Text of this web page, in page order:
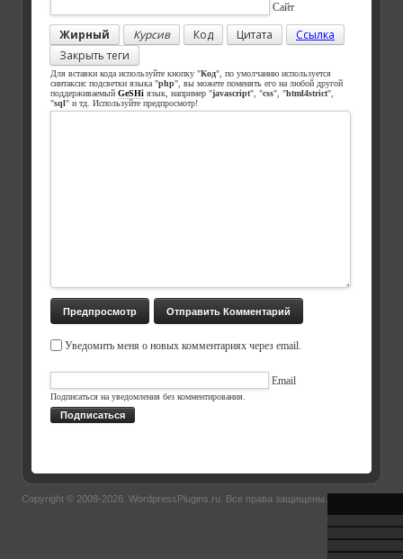
Сайт
Жирный Курсив Код Цитата
Ссылка
Закрыть теги
Для вставки кода используйте кнопку "Код", по умолчанию используется
синтаксис подсветки языка "php", вы можете поменять его на любой другой
поддерживаемый GeSHi язык, например "javascript", "css", "html4strict",
"sql" и тд. Используйте предпросмотр!
Уведомить меня о новых комментариях через email.
Email
Подписаться на уведомления без комментирования.
Подписаться
Copyright © 2008-2026. WordpressPlugins.ru . Все права защищены.